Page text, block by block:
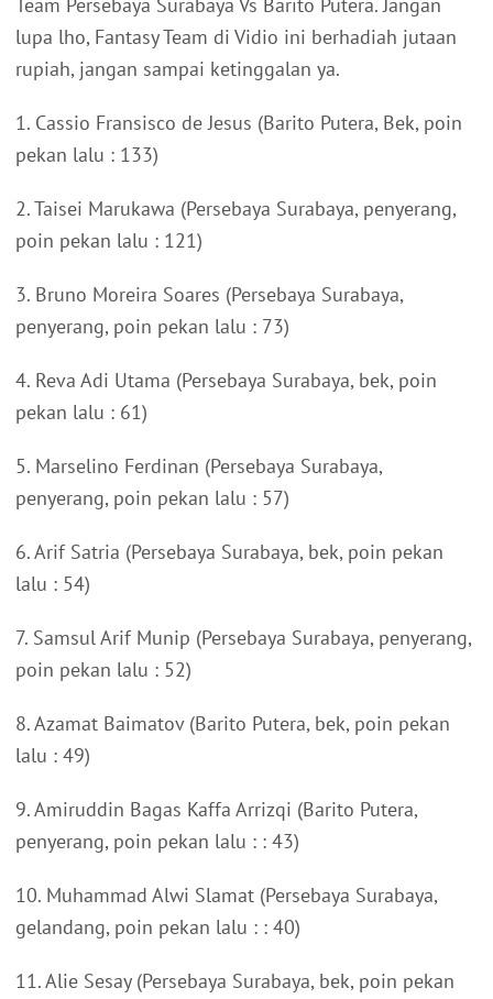
Team Persebaya Surabaya Vs Barito Putera. Jangan
lupa lho, Fantasy Team di Vidio ini berhadiah jutaan
rupiah, jangan sampai ketinggalan ya.
1. Cassio Fransisco de Jesus (Barito Putera, Bek, poin
pekan lalu : 133)
2. Taisei Marukawa (Persebaya Surabaya, penyerang,
poin pekan lalu : 121)
3. Bruno Moreira Soares (Persebaya Surabaya,
penyerang, poin pekan lalu : 73)
4. Reva Adi Utama (Persebaya Surabaya, bek, poin
pekan lalu : 61)
5. Marselino Ferdinan (Persebaya Surabaya,
penyerang, poin pekan lalu : 57)
6. Arif Satria (Persebaya Surabaya, bek, poin pekan
lalu : 54)
7. Samsul Arif Munip (Persebaya Surabaya, penyerang,
poin pekan lalu : 52)
8. Azamat Baimatov (Barito Putera, bek, poin pekan
lalu : 49)
9. Amiruddin Bagas Kaffa Arrizqi (Barito Putera,
penyerang, poin pekan lalu : : 43)
10. Muhammad Alwi Slamat (Persebaya Surabaya,
gelandang, poin pekan lalu : : 40)
11. Alie Sesay (Persebaya Surabaya, bek, poin pekan